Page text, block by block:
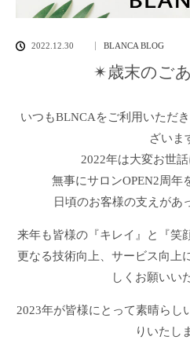
2022.12.30 BLANCA BLOG
✴︎歳末のご
いつもBLNCAをご利用いただ
ざいま
2022年は大変お世
無事にサロンOPEN2周年
日頃のお客様の支えがあ
来年も皆様の『キレイ』と『笑
更なる技術向上、サービス向上
しくお願いい
2023年が皆様にとって素晴らし
りいたし